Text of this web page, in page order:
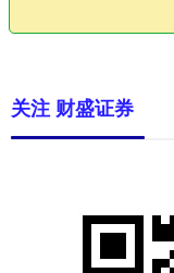
关注 财盛证券